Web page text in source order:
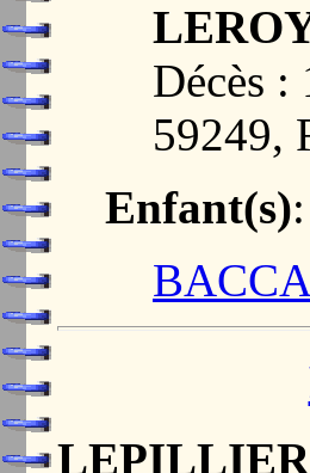
Décès :
59249,
Enfant(s):